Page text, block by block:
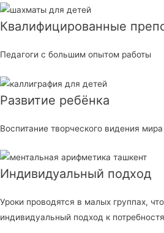
Квалифицированные
Педагоги с большим опытом работы
Развитие ребёнка
Воспитание творческого видения мира
Индивидуальный подход
Уроки проводятся в малых группах,
индивидуальный подход к